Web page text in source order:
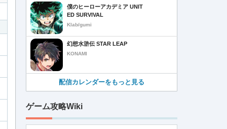
僕のヒーローアカデミア UNIT
ED SURVIVAL
Klab/gumi
幻想水滸伝 STAR LEAP
KONAMI
配信カレンダーをもっと見る
ゲーム攻略Wiki